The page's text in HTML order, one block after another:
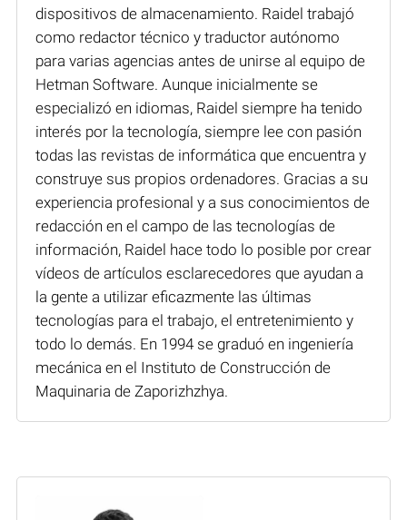
dispositivos de almacenamiento. Raidel trabajó
como redactor técnico y traductor autónomo
para varias agencias antes de unirse al equipo de
Hetman Software. Aunque inicialmente se
especializó en idiomas, Raidel siempre ha tenido
interés por la tecnología, siempre lee con pasión
todas las revistas de informática que encuentra y
construye sus propios ordenadores. Gracias a su
experiencia profesional y a sus conocimientos de
redacción en el campo de las tecnologías de
información, Raidel hace todo lo posible por crear
vídeos de artículos esclarecedores que ayudan a
la gente a utilizar eficazmente las últimas
tecnologías para el trabajo, el entretenimiento y
todo lo demás. En 1994 se graduó en ingeniería
mecánica en el Instituto de Construcción de
Maquinaria de Zaporizhzhya.